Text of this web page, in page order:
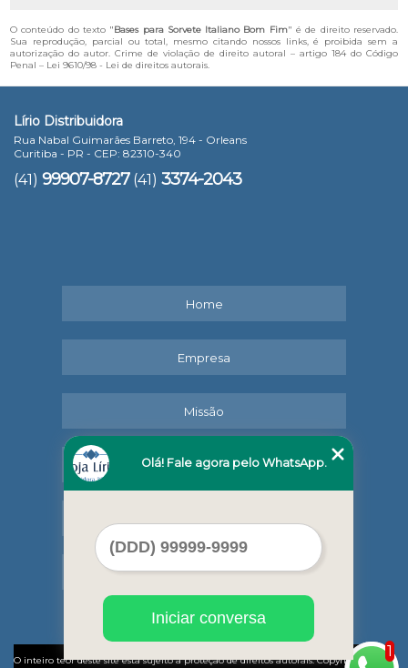
O conteúdo do texto "Bases para Sorvete Italiano Bom Fim" é de direito reservado.
Sua reprodução, parcial ou total, mesmo citando nossos links, é proibida sem a
autorização do autor. Crime de violação de direito autoral – artigo 184 do Código
Penal – Lei 9610/98 - Lei de direitos autorais.
Lírio Distribuidora
Rua Nabal Guimarães Barreto, 194 - Orleans
Curitiba - PR - CEP: 82310-340
(41) 99907-8727 (41) 3374-2043
Home
Empresa
Missão
Serviços
Mapa do site
O inteiro teor deste site está sujeito à proteção de direitos autorais. Copyright© Lírio
1
Olá! Fale agora pelo WhatsApp.
Iniciar conversa